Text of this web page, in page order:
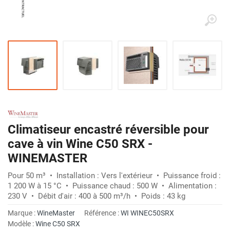
Climatiseur encastré réversible pour
cave à vin Wine C50 SRX -
WINEMASTER
Pour 50 m³ • Installation : Vers l'extérieur • Puissance froid :
1 200 W à 15 °C • Puissance chaud : 500 W • Alimentation :
230 V • Débit d'air : 400 à 500 m³/h • Poids : 43 kg
Marque :WineMaster Référence :WI WINEC50SRX
Modèle :Wine C50 SRX